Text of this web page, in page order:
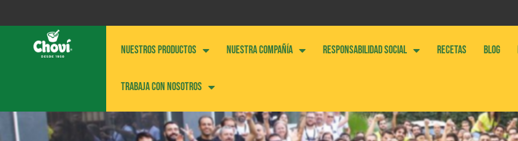
NUESTROS PRODUCTOS NUESTRA COMPAÑÍA RESPONSABILIDAD SOCIAL RECETAS BLOG
Trabaja con nosotros